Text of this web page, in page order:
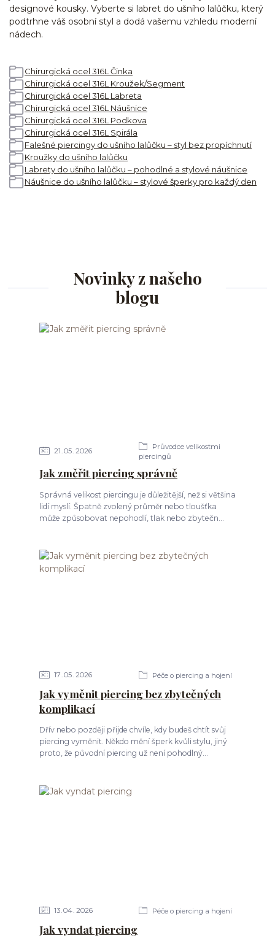
designové kousky. Vyberte si labret do ušního lalůčku, který
podtrhne váš osobní styl a dodá vašemu vzhledu moderní
nádech.
Chirurgická ocel 316L Činka
Chirurgická ocel 316L Kroužek/Segment
Chirurgická ocel 316L Labreta
Chirurgická ocel 316L Náušnice
Chirurgická ocel 316L Podkova
Chirurgická ocel 316L Spirála
Falešné piercingy do ušního lalůčku – styl bez propíchnutí
Kroužky do ušního lalůčku
Labrety do ušního lalůčku – pohodlné a stylové náušnice
Náušnice do ušního lalůčku – stylové šperky pro každý den
Novinky z našeho
blogu
21 05 2026
Průvodce velikostmi
piercingů
Jak změřit piercing správně
Správná velikost piercingu je důležitější, než si většina
lidí myslí. Špatně zvolený průměr nebo tloušťka
může způsobovat nepohodlí, tlak nebo zbytečn...
17 05 2026 Péče o piercing a hojení
Jak vyměnit piercing bez zbytečných
komplikací
Dřív nebo později přijde chvíle, kdy budeš chtít svůj
piercing vyměnit. Někdo mění šperk kvůli stylu, jiný
proto, že původní piercing už není pohodlný...
13 04 2026 Péče o piercing a hojení
Jak vyndat piercing